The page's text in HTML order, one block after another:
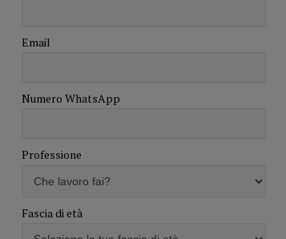
Email
Numero WhatsApp
Professione
Fascia di età